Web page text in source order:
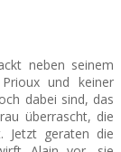
neben seinem
und keiner
dabei sind, das
überrascht, die
Jetzt geraten die